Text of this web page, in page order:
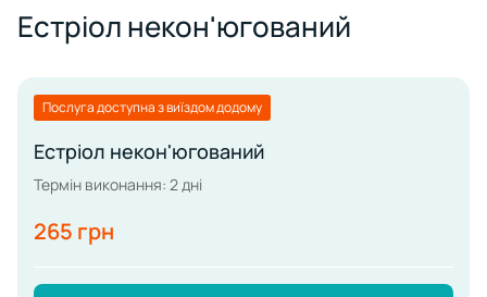
Естріол некон'югований
Послуга доступна з виїздом додому
Естріол некон'югований
Термін виконання: 2 дні
265 грн